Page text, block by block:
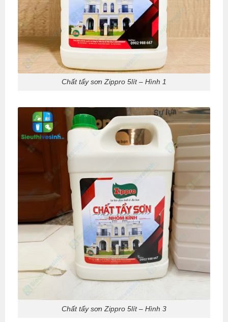
Chất tẩy sơn Zippro 5lít – Hình 1
Chất tẩy sơn Zippro 5lít – Hình 3